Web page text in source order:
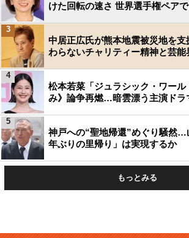
けた回転の速さ 世界選手権ペア
中居正広氏が熊本地震被災地を
わらないチャリティー精神と芸
3
松本若菜「ジュラシック・ワー
み》論争再燃…暗雲漂う主演ドラ
4
神戸への“聖地帰還”めぐり騒然…
年ぶりの里帰り」は実現するか
5
もっとみる